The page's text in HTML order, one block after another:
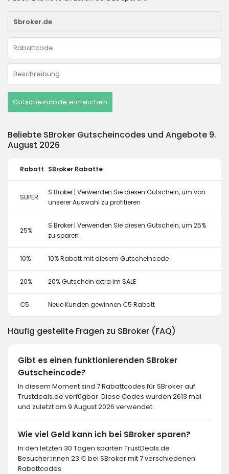
Gutscheincode einreichen
Beliebte SBroker Gutscheincodes und Angebote 9.
August 2026
Rabatt SBroker Rabatte
SUPER
S Broker | Verwenden Sie diesen Gutschein, um von
unserer Auswahl zu profitieren
25%
S Broker | Verwenden Sie diesen Gutschein, um 25%
zu sparen
10% 10% Rabatt mit diesem Gutscheincode
20% 20% Gutschein extra im SALE
€5 Neue Kunden gewinnen €5 Rabatt
Häufig gestellte Fragen zu SBroker (FAQ)
Gibt es einen funktionierenden SBroker
Gutscheincode?
In diesem Moment sind 7 Rabattcodes für SBroker auf
Trustdeals.de verfügbar. Diese Codes wurden 2613 mal
und zuletzt am 9 August 2026 verwendet.
Wie viel Geld kann ich bei SBroker sparen?
In den letzten 30 Tagen sparten TrustDeals.de
Besucher:innen 23 € bei SBroker mit 7 verschiedenen
Rabattcodes.